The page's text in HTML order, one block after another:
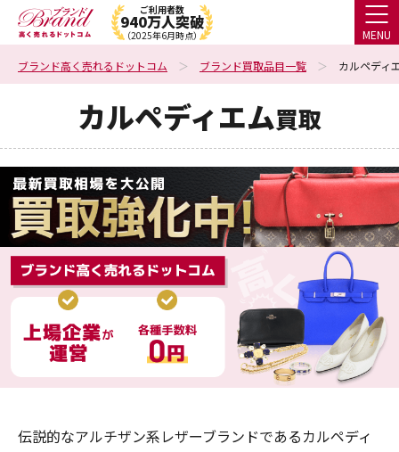
ご利用者数
940万人突破
（2025年6月時点） MENU
ブランド高く売れるドットコム ブランド買取品目一覧 カルペディ
カルペディエム買取
伝説的なアルチザン系レザーブランドであるカルペディ